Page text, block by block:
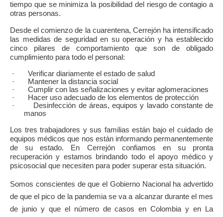
tiempo que se minimiza la posibilidad del riesgo de contagio a
otras personas.
Desde el comienzo de la cuarentena, Cerrejón ha intensificado
las medidas de seguridad en su operación y ha establecido
cinco pilares de comportamiento que son de obligado
cumplimiento para todo el personal:
·
Verificar diariamente el estado de salud
·
Mantener la distancia social
·
Cumplir con las señalizaciones y evitar aglomeraciones
·
Hacer uso adecuado de los elementos de protección
·
Desinfección de áreas, equipos y lavado constante de
manos
Los tres trabajadores y sus familias están bajo el cuidado de
equipos médicos que nos están informando permanentemente
de su estado. En Cerrejón confiamos en su pronta
recuperación y estamos brindando todo el apoyo médico y
psicosocial que necesiten para poder superar esta situación.
Somos conscientes de que el Gobierno Nacional ha advertido
de que el pico de la pandemia se va a alcanzar durante el mes
de junio y que el número de casos en Colombia y en La